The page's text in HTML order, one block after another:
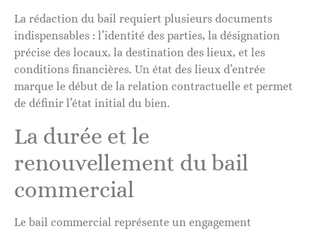
La rédaction du bail requiert plusieurs documents
indispensables : l’identité des parties, la désignation
précise des locaux, la destination des lieux, et les
conditions financières. Un état des lieux d’entrée
marque le début de la relation contractuelle et permet
de définir l’état initial du bien.
La durée et le
renouvellement du bail
commercial
Le bail commercial représente un engagement